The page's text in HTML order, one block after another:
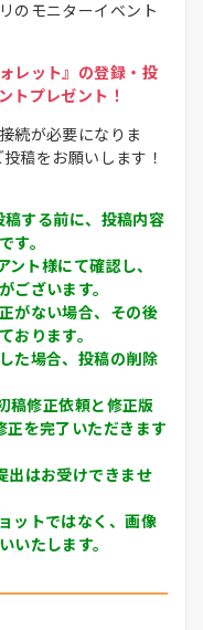
のモニターイベント
レット』の登録・投
トプレゼント！
続が必要になりま
稿をお願いします！
する前に、投稿内容
す。
ト様にて確認し、
ございます。
がない場合、その後
おります。
た場合、投稿の削除
修正依頼と修正版
正を完了いただきます
出はお受けできませ
ットではなく、画像
いたします。